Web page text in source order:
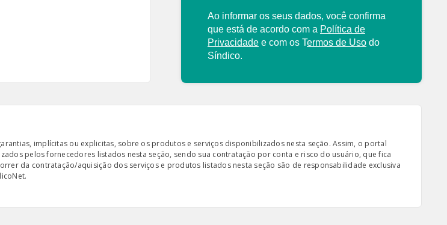
Ao informar os seus dados, você confirma
que está de acordo com a Política de
Privacidade e com os Termos de Uso do
Síndico.
implícitas ou explicitas, sobre os produtos e serviços disponibilizados nesta seção. Assim, o portal
pelos fornecedores listados nesta seção, sendo sua contratação por conta e risco do usuário, que fica
da contratação/aquisição dos serviços e produtos listados nesta seção são de responsabilidade exclusiva